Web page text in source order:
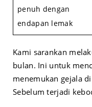
penuh dengan
endapan lemak
Kami sarankan
bulan. Ini untuk
menemukan gejala
Sebelum terjadi